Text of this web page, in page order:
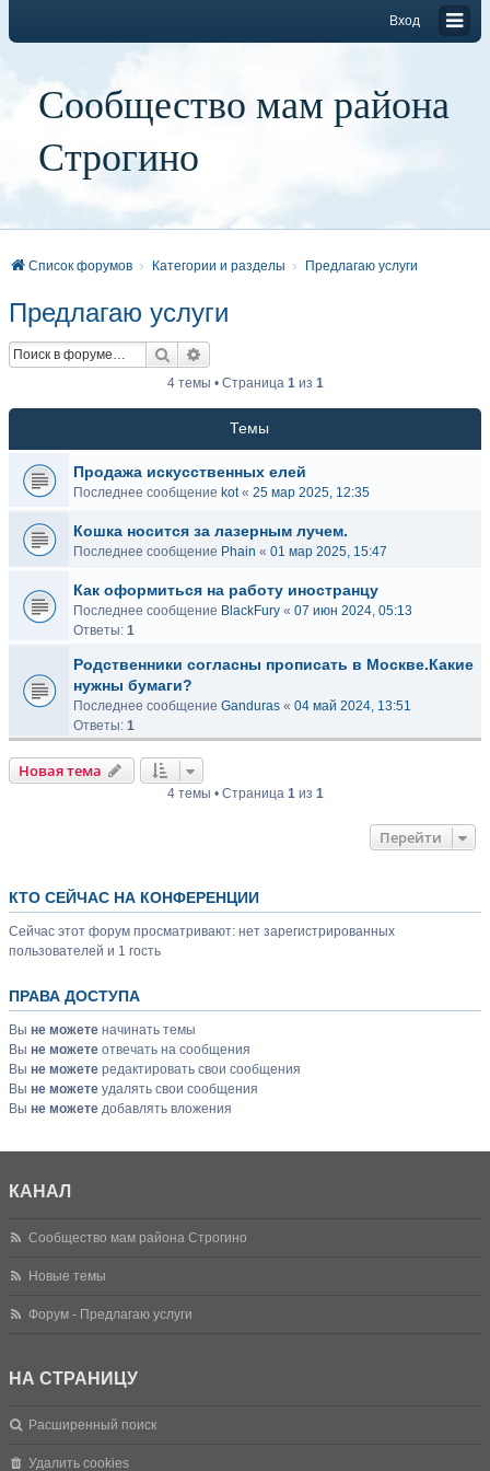
Вход
Сообщество мам района
Строгино
Список форумов Категории и разделы Предлагаю услуги
Предлагаю услуги
Поиск
4 темы • Страница 1из 1
Темы
Продажа искусственных елей
Последнее сообщение kot« 25 мар 2025, 12:35
Кошка носится за лазерным лучем.
Последнее сообщение Phain « 01 мар 2025, 15:47
Как оформиться на работу иностранцу
Последнее сообщение BlackFury « 07 июн 2024, 05:13
Ответы: 1
Родственники согласны прописать в Москве.Какие
нужны бумаги?
Последнее сообщение Ganduras « 04 май 2024, 13:51
Ответы: 1
Новая тема
4 темы • Страница 1из 1
Перейти
КТО СЕЙЧАС НА КОНФЕРЕНЦИИ
Сейчас этот форум просматривают: нет зарегистрированных
пользователей и 1 гость
ПРАВА ДОСТУПА
Вы не можете начинать темы
Вы не можете отвечать на сообщения
Вы не можете редактировать свои сообщения
Вы не можете удалять свои сообщения
Вы не можете добавлять вложения
КАНАЛ
Сообщество мам района Строгино
Новые темы
Форум - Предлагаю услуги
НА СТРАНИЦУ
Расширенный поиск
Удалить cookies